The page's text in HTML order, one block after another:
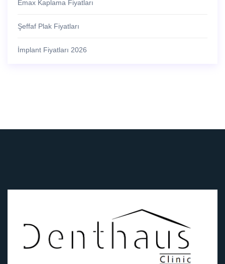
Emax Kaplama Fiyatları
Şeffaf Plak Fiyatları
İmplant Fiyatları 2026